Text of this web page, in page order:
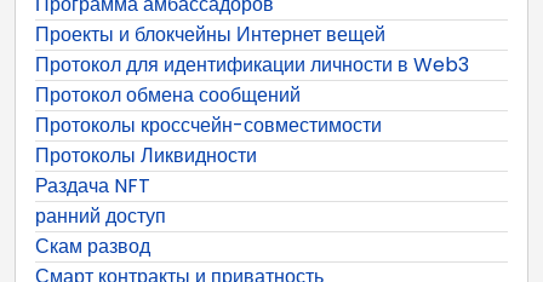
Проекты и блокчейны Интернет вещей
Протокол для идентификации личности в Web3
Протокол обмена сообщений
Протоколы кроссчейн-совместимости
Протоколы Ликвидности
Раздача NFT
ранний доступ
Скам развод